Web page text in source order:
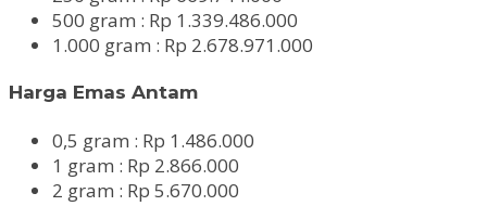
500 gram : Rp 1.339.486.000
1.000 gram : Rp 2.678.971.000
Harga Emas Antam
0,5 gram : Rp 1.486.000
1 gram : Rp 2.866.000
2 gram : Rp 5.670.000